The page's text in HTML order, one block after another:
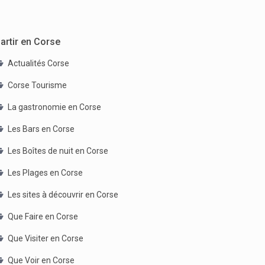
en Corse
Actualités Corse
Corse Tourisme
La gastronomie en Corse
Les Bars en Corse
Les Boîtes de nuit en Corse
Les Plages en Corse
Les sites à découvrir en Corse
Que Faire en Corse
Que Visiter en Corse
Que Voir en Corse